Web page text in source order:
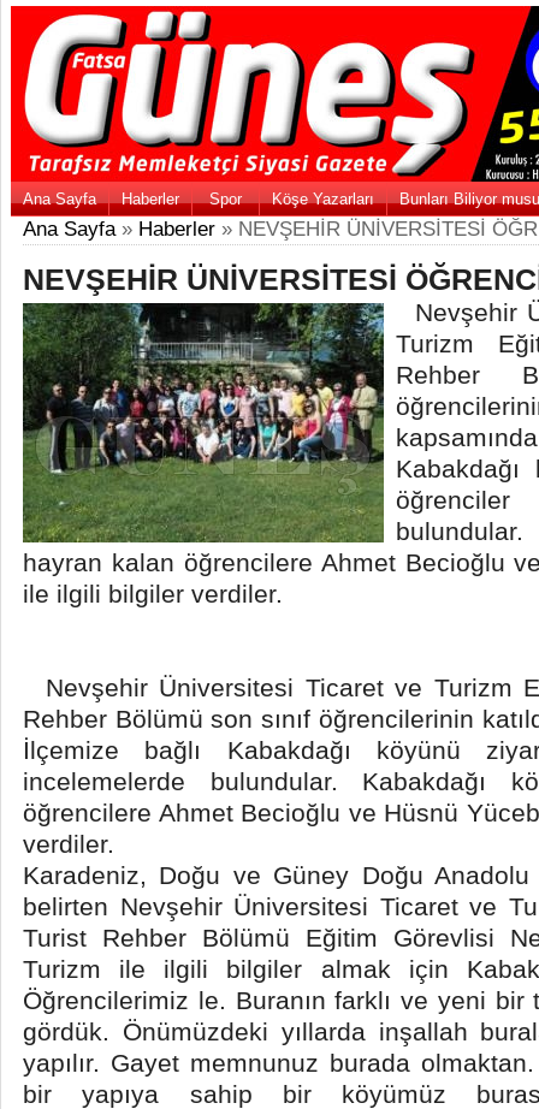
Ana Sayfa Haberler Spor Köşe Yazarları Bunları Biliyor
Ana Sayfa» Haberler » NEVŞEHİR ÜNİVERSİTESİ
NEVŞEHİR ÜNİVERSİTESİ
Nevşehir
Turizm
Rehber
hayran kalan öğrencilere Ahmet Becioğlu
ile ilgili bilgiler verdiler.
Nevşehir Üniversitesi Ticaret ve Turizm
Rehber Bölümü son sınıf öğrencilerinin
İlçemize bağlı Kabakdağı köyünü
incelemelerde bulundular. Kabakdağı
öğrencilere Ahmet Becioğlu ve Hüsnü
verdiler.
Karadeniz, Doğu ve Güney Doğu
belirten Nevşehir Üniversitesi Ticaret ve
Turist Rehber Bölümü Eğitim Görevlisi
Turizm ile ilgili bilgiler almak için
Öğrencilerimiz le. Buranın farklı ve yeni bir
gördük. Önümüzdeki yıllarda inşallah
yapılır. Gayet memnunuz burada
bir yapıya sahip bir köyümüz